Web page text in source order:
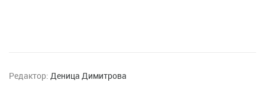
Редактор: Деница Димитрова